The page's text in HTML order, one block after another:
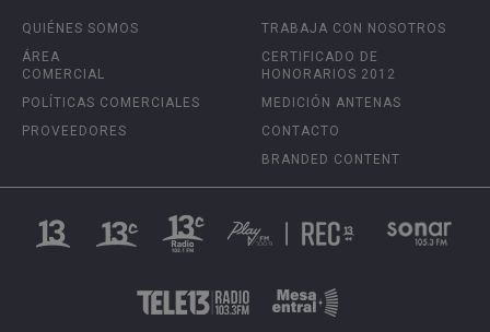
QUIÉNES SOMOS
ÁREA
COMERCIAL
POLÍTICAS COMERCIALES
PROVEEDORES
TRABAJA CON NOSOTROS
CERTIFICADO DE
HONORARIOS 2012
MEDICIÓN ANTENAS
CONTACTO
BRANDED CONTENT